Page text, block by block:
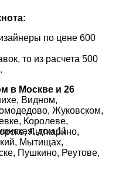
по цене 600
то из расчета 500
в Москве и 26
Видном,
Жуковском,
Королеве,
Лыткарино,
Мытищах,
Пушкино, Реутове,
дом 11